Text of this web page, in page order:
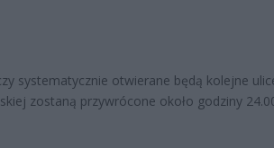
systematycznie otwierane będą kolejne
zostaną przywrócone około godziny